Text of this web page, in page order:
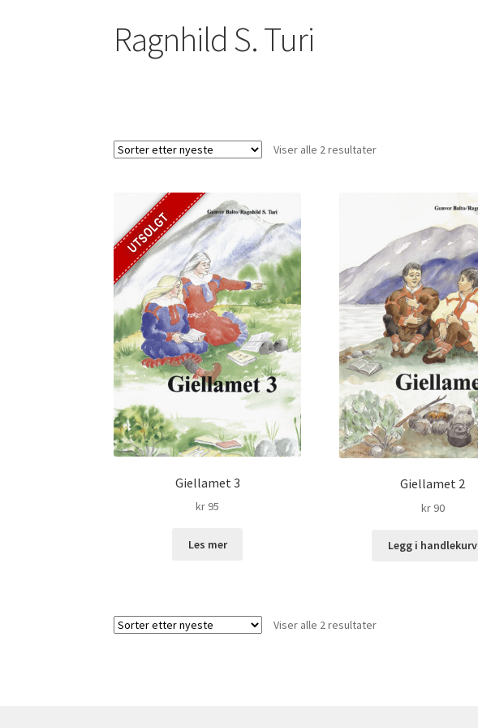
Ragnhild S. Turi
Viser alle 2 resultaterSortert
UTSOLGT
Giellamet 3
kr 95
Les mer
Giellamet 2
kr90
Legg i handlekurv
Viser alle 2 resultaterSortert